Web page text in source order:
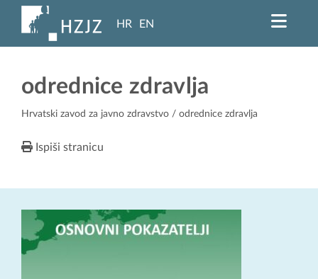
HR EN
odrednice zdravlja
Hrvatski zavod za javno zdravstvo / odrednice zdravlja
Ispiši stranicu